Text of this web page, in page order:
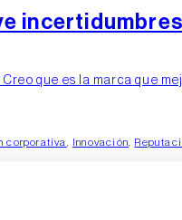
que es la marca que
corporativa Innovación